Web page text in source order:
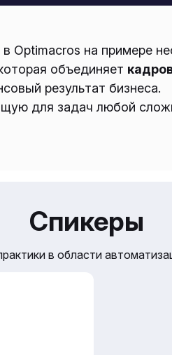
Optimacros на примере
объединяет
результат бизнеса.
для задач любой
Спикеры
в области